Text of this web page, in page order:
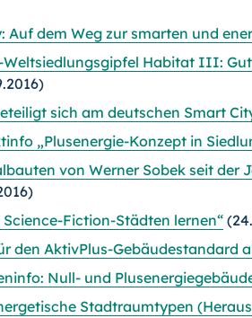
Auf dem Weg zur smarten und
Weltsiedlungsgipfel Habitat III:
sich am deutschen Smart
„Plusenergie-Konzept in
von Werner Sobek seit der
Science-Fiction-Städten lernen“
den AktivPlus-Gebäudestandard
Null- und
Stadtraumtypen